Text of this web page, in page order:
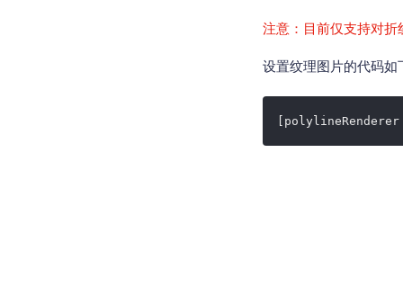
注意：目前仅支持对
设置纹理图片的代码如
[polylineRenderer